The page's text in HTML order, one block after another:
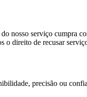
nosso serviço
o direito de recusar
precisão ou